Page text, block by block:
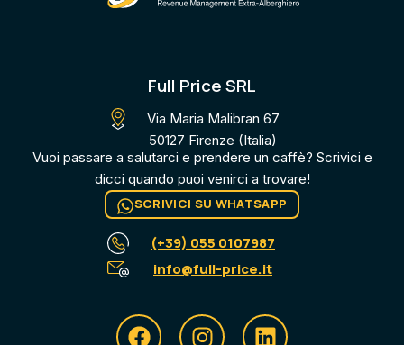
Full Price SRL
Via Maria Malibran 67
50127 Firenze (Italia)
Vuoi passare a salutarci e prendere un caffè? Scrivici e
dicci quando puoi venirci a trovare​!
SCRIVICI SU WHATSAPP
(+39) 055 0107987
info@full-price.it